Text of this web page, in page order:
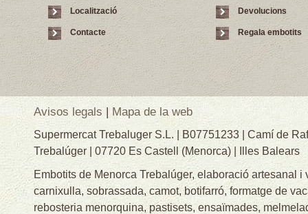
Localització
Contacte
Devolucions
Regala embotits
Avisos legals | Mapa de la web
Supermercat Trebaluger S.L. | B07751233 | Camí de
Trebalúger | 07720 Es Castell (Menorca) | Illes Balears
Embotits de Menorca Trebalúger, elaboració artesanal i
carnixulla, sobrassada, camot, botifarró, formatge de
rebosteria menorquina, pastisets, ensaïmades,